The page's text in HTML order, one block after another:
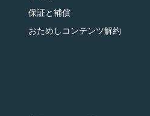
保証と補償
おためしコンテンツ解約